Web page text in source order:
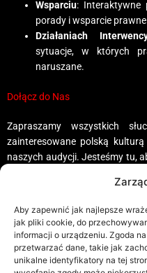
Aby zapewnić jak najlepsze
jak pliki cookie, do
informacji o urządzeniu. Zgoda
przetwarzać dane, takie jak
unikalne identyfikatory na tej
Wsparciu: Interaktywne
porady i wsparcie
Działaniach
sytuacje, w których
naruszane.
Dołącz do Nas
Zapraszamy wszystkich
zainteresowane polską
naszych audycji. Jesteśmy tu,
© 2025 Radio Bez Granic.
własnością Organizacji Strażnicy
działa zgodnie z obowiązującym